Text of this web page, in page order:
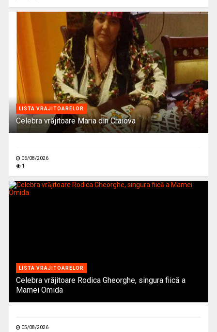
LISTA VRAJITOARELOR
Celebra vrăjitoare Maria din Craiova
06/08/2026
1
LISTA VRAJITOARELOR
Celebra vrăjitoare Rodica Gheorghe, singura fiică a
Mamei Omida
05/08/2026